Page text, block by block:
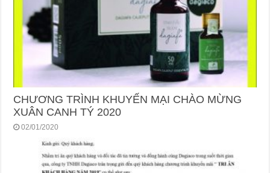
CHƯƠNG TRÌNH KHUYẾN MẠI CHÀO MỪNG
XUÂN CANH TÝ 2020
02/01/2020